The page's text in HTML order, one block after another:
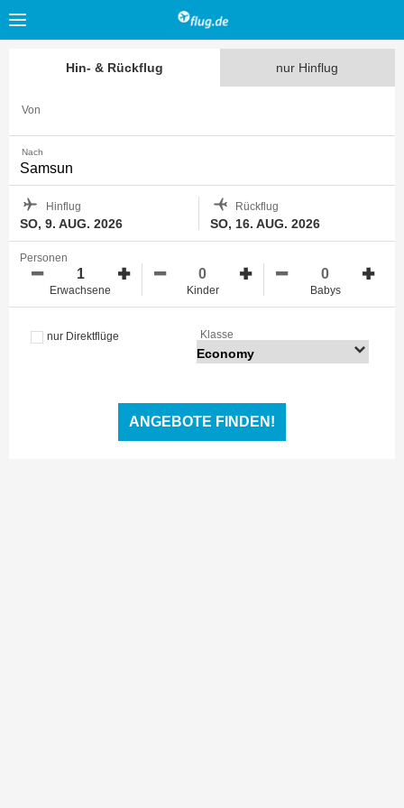
Hin- & Rückflug nur Hinflug
Von
Nach
Hinflug
SO, 9. AUG. 2026
Rückflug
SO, 16. AUG. 2026
Personen
Erwachsene Kinder Babys
nur Direktflüge Klasse
ANGEBOTE FINDEN!